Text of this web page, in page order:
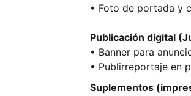
• Foto de portada y
Publicación digital
• Banner para
• Publirreportaje en
Suplementos